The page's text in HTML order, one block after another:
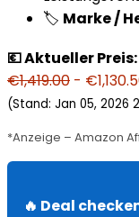
🏷️ Marke /
💶 Aktueller Preis:
€1,419.00 -
(Stand: Jan 05, 2026
*Anzeige – Amazon
🔥 Deal